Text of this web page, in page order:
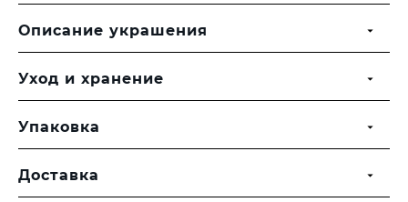
Описание украшения
Уход и хранение
Упаковка
Доставка